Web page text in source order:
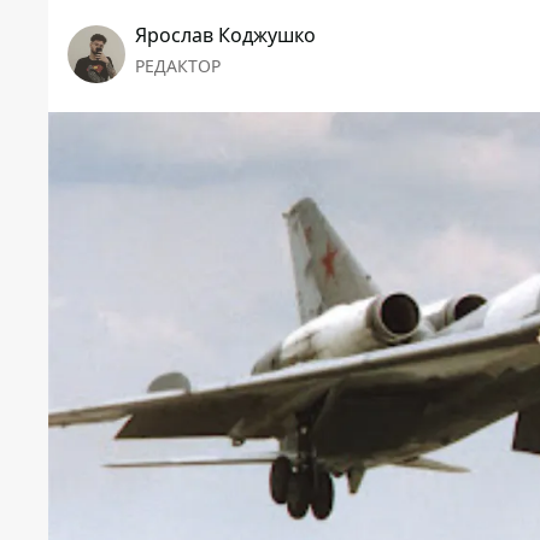
Ярослав Коджушко
РЕДАКТОР